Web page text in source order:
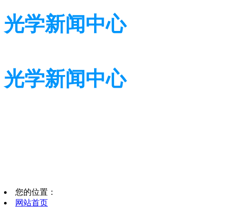
光学新闻中心
光学新闻中心
您的位置：
网站首页